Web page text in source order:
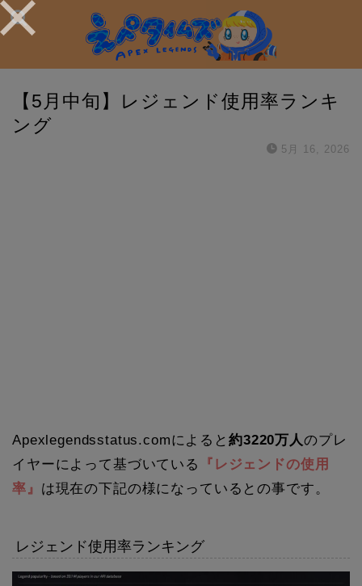
【5月中旬】レジェンド使用率ランキ
ング
5月 16, 2026
Apexlegendsstatus.comによると 約3220万人のプレ
イヤーによって基づいている
『レジェンドの使用
率』 は現在の下記の様になっているとの事です。
レジェンド使用率ランキング